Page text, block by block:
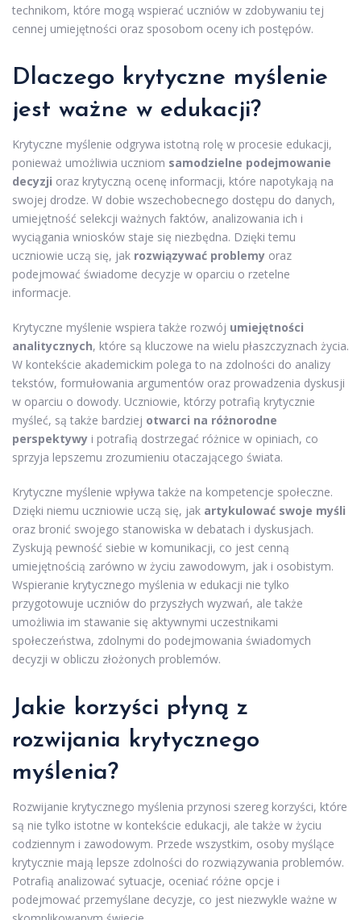
technikom, które mogą wspierać uczniów w zdobywaniu tej
cennej umiejętności oraz sposobom oceny ich postępów.
Dlaczego krytyczne myślenie
jest ważne w edukacji?
Krytyczne myślenie odgrywa istotną rolę w procesie edukacji,
ponieważ umożliwia uczniom samodzielne podejmowanie
decyzji oraz krytyczną ocenę informacji, które napotykają na
swojej drodze. W dobie wszechobecnego dostępu do danych,
umiejętność selekcji ważnych faktów, analizowania ich i
wyciągania wniosków staje się niezbędna. Dzięki temu
uczniowie uczą się, jak rozwiązywać problemy oraz
podejmować świadome decyzje w oparciu o rzetelne
informacje.
Krytyczne myślenie wspiera także rozwój umiejętności
analitycznych, które są kluczowe na wielu płaszczyznach życia.
W kontekście akademickim polega to na zdolności do analizy
tekstów, formułowania argumentów oraz prowadzenia dyskusji
w oparciu o dowody. Uczniowie, którzy potrafią krytycznie
myśleć, są także bardziej otwarci na różnorodne
perspektywy i potrafią dostrzegać różnice w opiniach, co
sprzyja lepszemu zrozumieniu otaczającego świata.
Krytyczne myślenie wpływa także na kompetencje społeczne.
Dzięki niemu uczniowie uczą się, jak artykulować swoje myśli
oraz bronić swojego stanowiska w debatach i dyskusjach.
Zyskują pewność siebie w komunikacji, co jest cenną
umiejętnością zarówno w życiu zawodowym, jak i osobistym.
Wspieranie krytycznego myślenia w edukacji nie tylko
przygotowuje uczniów do przyszłych wyzwań, ale także
umożliwia im stawanie się aktywnymi uczestnikami
społeczeństwa, zdolnymi do podejmowania świadomych
decyzji w obliczu złożonych problemów.
Jakie korzyści płyną z
rozwijania krytycznego
myślenia?
Rozwijanie krytycznego myślenia przynosi szereg korzyści, które
są nie tylko istotne w kontekście edukacji, ale także w życiu
codziennym i zawodowym. Przede wszystkim, osoby myślące
krytycznie mają lepsze zdolności do rozwiązywania problemów.
Potrafią analizować sytuacje, oceniać różne opcje i
podejmować przemyślane decyzje, co jest niezwykle ważne w